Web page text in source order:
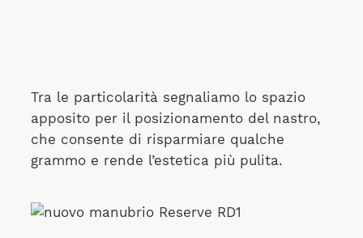
Tra le particolarità segnaliamo lo spazio
apposito per il posizionamento del nastro,
che consente di risparmiare qualche
grammo e rende l’estetica più pulita.